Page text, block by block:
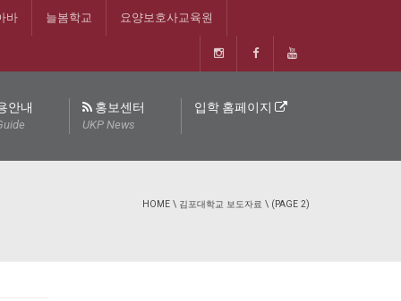
바 늘봄학교 요양보호사교육원
안내 홍보센터
UKP News
입학 홈페이지
HOME \ 김포대학교 보도자료 \ (PAGE 2)